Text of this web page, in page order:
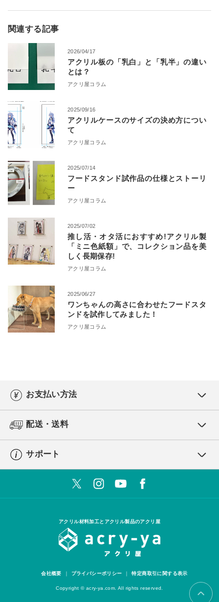
関連する記事
2026/04/17
アクリル板の「乳白」と「乳半」の違い
とは？
アクリ屋コラム
2025/09/16
アクリルケースのサイズの決め方につい
て
アクリ屋コラム
2025/07/14
フードスタンド試作品の仕様とストーリ
ー
アクリ屋コラム
2025/07/02
推し活・オタ活におすすめ!アクリル製
「ミニ色紙額」で、コレクション品を美
しく長期保存!
アクリ屋コラム
2025/06/27
ワンちゃんの高さに合わせたフードスタ
ンドを試作してみました！
アクリ屋コラム
お支払い方法
配送・送料
サポート
アクリル材料加工とアクリル製品のアクリ屋
会社概要 プライバシーポリシー 特定商取引に関する表示
Copyright © acry-ya.com. All rights reserved.